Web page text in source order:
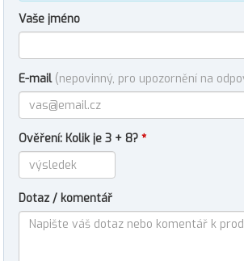
Vaše jméno
E-mail (nepovinný, pro upozornění na
Ověření: Kolik je 3 + 8? *
Dotaz / komentář